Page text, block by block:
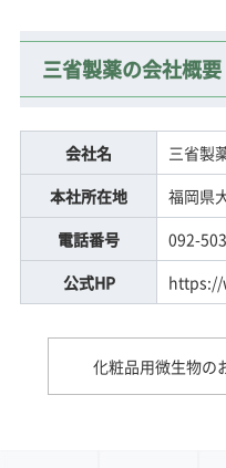
三省製薬の会社概要
会社名
三省製
本社所在地
福岡県
電話番号
092-
公式HP
https://
化粧品用微生物の